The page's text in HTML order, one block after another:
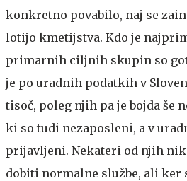
konkretno povabilo, naj se
lotijo kmetijstva. Kdo je
primarnih ciljnih skupin so
je po uradnih podatkih v
tisoč, poleg njih pa je bojda še
ki so tudi nezaposleni, a v
prijavljeni. Nekateri od njih
dobiti normalne službe, ali ker